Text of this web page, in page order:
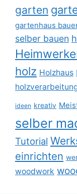
garten
gartenhaus
selber bauen
holz Holzhaus
ideen kreativ
selber
Tutorial
einrichten
woodwork